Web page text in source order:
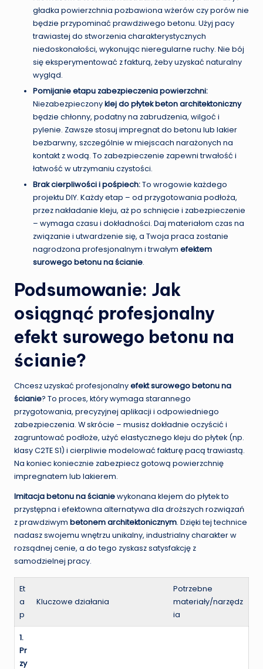
gładka powierzchnia pozbawiona wżerów czy porów nie
będzie przypominać prawdziwego betonu. Użyj pacy
trawiastej do stworzenia charakterystycznych
niedoskonałości, wykonując nieregularne ruchy. Nie bój
się eksperymentować z fakturą, żeby uzyskać naturalny
wygląd.
Pomijanie etapu zabezpieczenia powierzchni:
Niezabezpieczonyklej do płytek beton architektoniczny
będzie chłonny, podatny na zabrudzenia, wilgoć i
pylenie. Zawsze stosuj impregnat do betonu lub lakier
bezbarwny, szczególnie w miejscach narażonych na
kontakt z wodą. To zabezpieczenie zapewni trwałość i
łatwość w utrzymaniu czystości.
Brak cierpliwości i pośpiech:To wrogowie każdego
projektu DIY. Każdy etap – od przygotowania podłoża,
przez nakładanie kleju, aż po schnięcie i zabezpieczenie
– wymaga czasu i dokładności. Daj materiałom czas na
związanie i utwardzenie się, a Twoja praca zostanie
nagrodzona profesjonalnym i trwałym efektem
surowego betonu na ścianie.
Podsumowanie: Jak
osiągnąć profesjonalny
efekt surowego betonu na
ścianie?
Chcesz uzyskać profesjonalnyefekt surowego betonu na
ścianie? To proces, który wymaga starannego
przygotowania, precyzyjnej aplikacji i odpowiedniego
zabezpieczenia. W skrócie – musisz dokładnie oczyścić i
zagruntować podłoże, użyć elastycznego kleju do płytek (np.
klasy C2TE S1) i cierpliwie modelować fakturę pacą trawiastą.
Na koniec koniecznie zabezpiecz gotową powierzchnię
impregnatem lub lakierem.
Imitacja betonu na ścianiewykonana klejem do płytek to
przystępna i efektowna alternatywa dla droższych rozwiązań
z prawdziwym betonem architektonicznym. Dzięki tej technice
nadasz swojemu wnętrzu unikalny, industrialny charakter w
rozsądnej cenie, a do tego zyskasz satysfakcję z
samodzielnej pracy.
Et
a
p
Kluczowe działania
Potrzebne
materiały/narzędz
ia
1.
Pr
zy